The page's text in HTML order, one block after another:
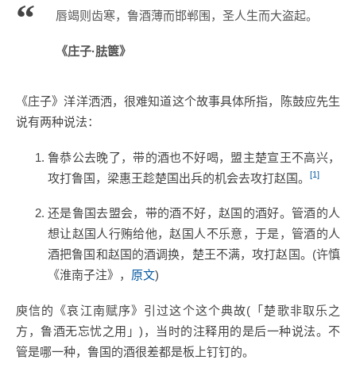
唇竭则齿寒，鲁酒薄而邯郸围，圣人生而大盗起。
《庄子·胠箧》
《庄子》洋洋洒洒，很难知道这个故事具体所指，陈鼓应先生
说有两种说法：
鲁恭公去晚了，带的酒也不好喝，盟主楚宣王不高兴，
攻打鲁国，梁惠王趁楚国出兵的机会去攻打赵国。
[1]
还是鲁国去盟会，带的酒不好，赵国的酒好。管酒的人
想让赵国人行贿给他，赵国人不乐意，于是，管酒的人
酒把鲁国和赵国的酒调换，楚王不满，攻打赵国。(许慎
《淮南子注》， 原文)
庾信的《哀江南赋序》引过这个这个典故(「楚歌非取乐之
方，鲁酒无忘忧之用」)，当时的注释用的是后一种说法。不
管是哪一种，鲁国的酒很差都是板上钉钉的。